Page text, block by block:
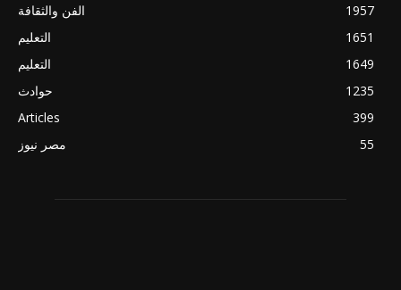
الفن والثقافة
1957
التعليم
1651
التعليم
1649
حوادث
1235
Articles
399
مصر نيوز
55